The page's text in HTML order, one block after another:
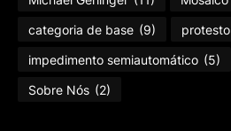
categoria de base (9) protesto
impedimento semiautomático (5)
Sobre Nós (2)